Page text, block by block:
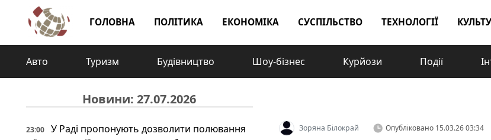
ГОЛОВНА ПОЛІТИКА ЕКОНОМІКА СУСПІЛЬСТВО ТЕХНОЛОГІЇ
Авто Туризм Будівництво Шоу-бізнес Курйози Події
Новини: 27.07.2026
23:00
У Раді пропонують дозволити полювання
Зоряна Білокрай Опубліковано15.03.26 03:34